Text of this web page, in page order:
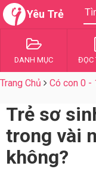
Yêu Trẻ
DANH MỤC ĐỌC
Trang Chủ Có con 0 -
Trẻ sơ
trong vài
không?